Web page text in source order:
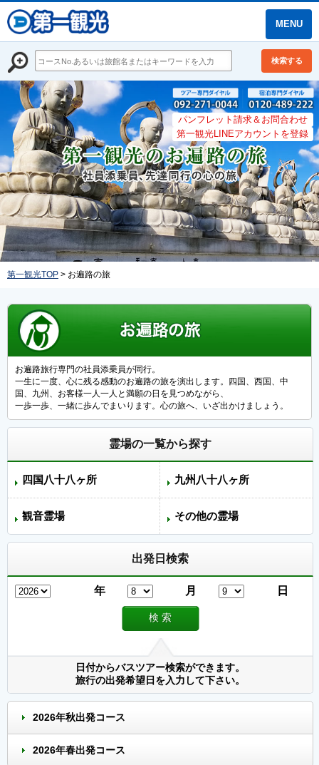
MENU
検索する
パンフレット請求＆お問合わせ
第一観光LINEアカウントを登録
第一観光TOP > お遍路の旅
お遍路旅行専門の社員添乗員が同行。
一生に一度、心に残る感動のお遍路の旅を演出します。四国、西国、中
国、九州、お客様一人一人と満願の日を見つめながら、
一歩一歩、一緒に歩んでまいります。心の旅へ、いざ出かけましょう。
霊場の一覧から探す
四国八十八ヶ所 九州八十八ヶ所
観音霊場 その他の霊場
出発日検索
年 月 日
検 索
日付からバスツアー検索ができます。
旅行の出発希望日を入力して下さい。
2026年秋出発コース
2026年春出発コース